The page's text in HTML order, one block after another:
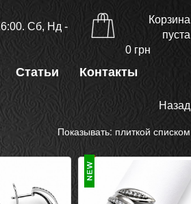
Сб, Нд -
Корзина
пуста
0 грн
Статьи Контакты
Назад
Показывать: плиткой списком